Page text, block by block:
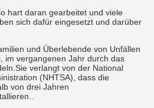
hart daran gearbeitet und viele
sich dafür eingesetzt und darüber
und Überlebende von Unfällen
im vergangenen Jahr durch das
verlangt von der National
(NHTSA), dass die
von drei Jahren